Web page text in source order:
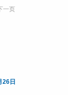
一页
26日